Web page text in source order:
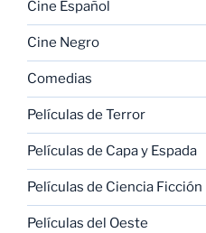
Cine Español
Cine Negro
Comedias
Películas de Terror
Películas de Capa y Espada
Películas de Ciencia Ficción
Películas del Oeste